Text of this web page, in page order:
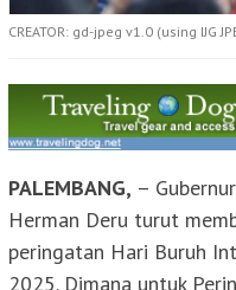
CREATOR: gd-jpeg v1.0 (using IJG
PALEMBANG, –
Herman Deru turut
peringatan Hari Buruh
2025. Dimana untuk